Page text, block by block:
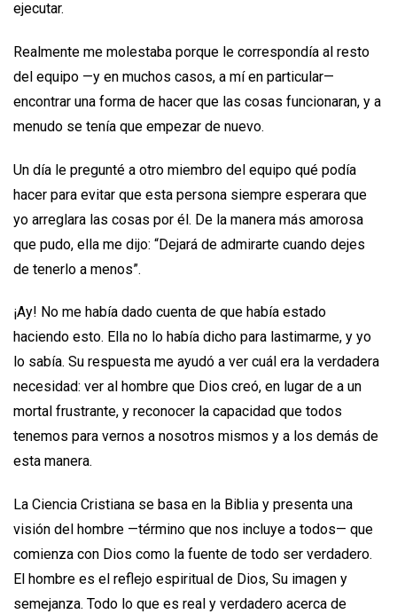
ejecutar.
Realmente me molestaba porque le correspondía al resto
del equipo —y en muchos casos, a mí en particular—
encontrar una forma de hacer que las cosas funcionaran, y a
menudo se tenía que empezar de nuevo.
Un día le pregunté a otro miembro del equipo qué podía
hacer para evitar que esta persona siempre esperara que
yo arreglara las cosas por él. De la manera más amorosa
que pudo, ella me dijo: “Dejará de admirarte cuando dejes
de tenerlo a menos”.
¡Ay! No me había dado cuenta de que había estado
haciendo esto. Ella no lo había dicho para lastimarme, y yo
lo sabía. Su respuesta me ayudó a ver cuál era la verdadera
necesidad: ver al hombre que Dios creó, en lugar de a un
mortal frustrante, y reconocer la capacidad que todos
tenemos para vernos a nosotros mismos y a los demás de
esta manera.
La Ciencia Cristiana se basa en la Biblia y presenta una
visión del hombre —término que nos incluye a todos— que
comienza con Dios como la fuente de todo ser verdadero.
El hombre es el reflejo espiritual de Dios, Su imagen y
semejanza. Todo lo que es real y verdadero acerca de